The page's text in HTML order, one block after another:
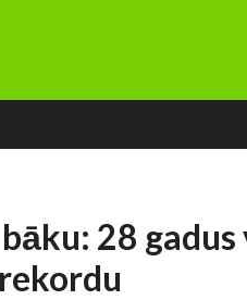
28 gadus